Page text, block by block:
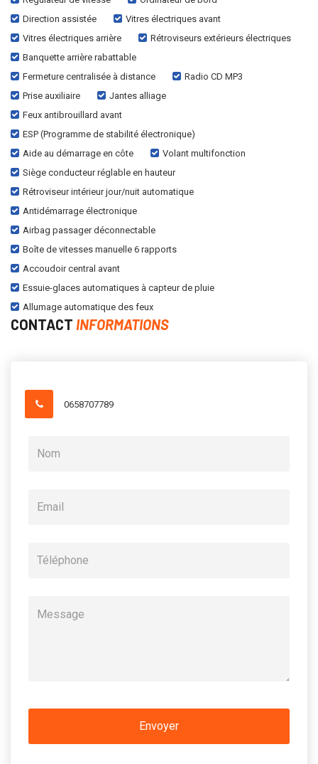
Direction assistée
Vitres électriques avant
Vitres électriques arrière
Rétroviseurs extérieurs électriques
Banquette arrière rabattable
Fermeture centralisée à distance
Radio CD MP3
Prise auxiliaire
Jantes alliage
Feux antibrouillard avant
ESP (Programme de stabilité électronique)
Aide au démarrage en côte
Volant multifonction
Siège conducteur réglable en hauteur
Rétroviseur intérieur jour/nuit automatique
Antidémarrage électronique
Airbag passager déconnectable
Boîte de vitesses manuelle 6 rapports
Accoudoir central avant
Essuie-glaces automatiques à capteur de pluie
Allumage automatique des feux
CONTACT INFORMATIONS
0658707789